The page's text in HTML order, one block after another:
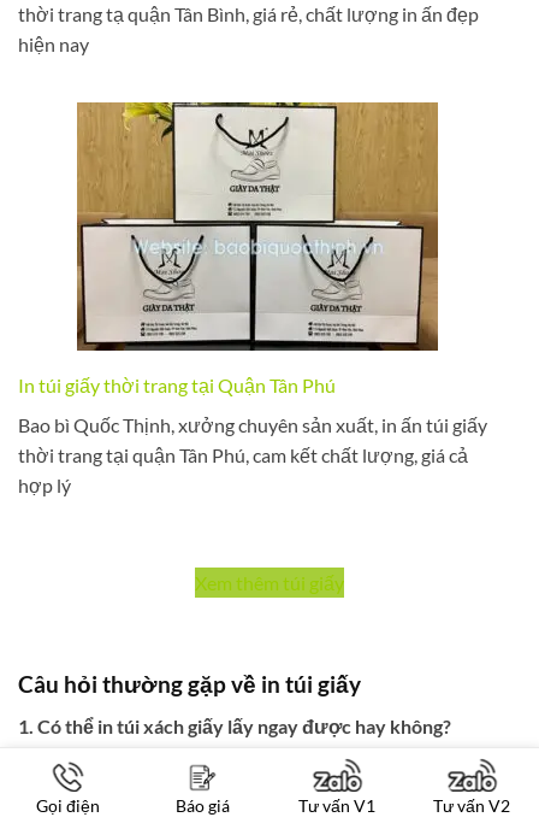
thời trang tạ quận Tân Bình, giá rẻ, chất lượng in ấn đẹp
hiện nay
In túi giấy thời trang tại Quận Tân Phú
Bao bì Quốc Thịnh, xưởng chuyên sản xuất, in ấn túi giấy
thời trang tại quận Tân Phú, cam kết chất lượng, giá cả
hợp lý
Xem thêm túi giấy
Câu hỏi thường gặp về in túi giấy
1. Có thể in túi xách giấy lấy ngay được hay không?
Rất khó để đặt in túi giấy lấy ngay, bởi công đoạn in ấn có
thể hoàn thành trong ngày, nhưng công đoạn gia công cần
thời gian từ 2 – 3 ngày để hoàn thành.
Gọi điện Báo giá Tư vấn V1 Tư vấn V2